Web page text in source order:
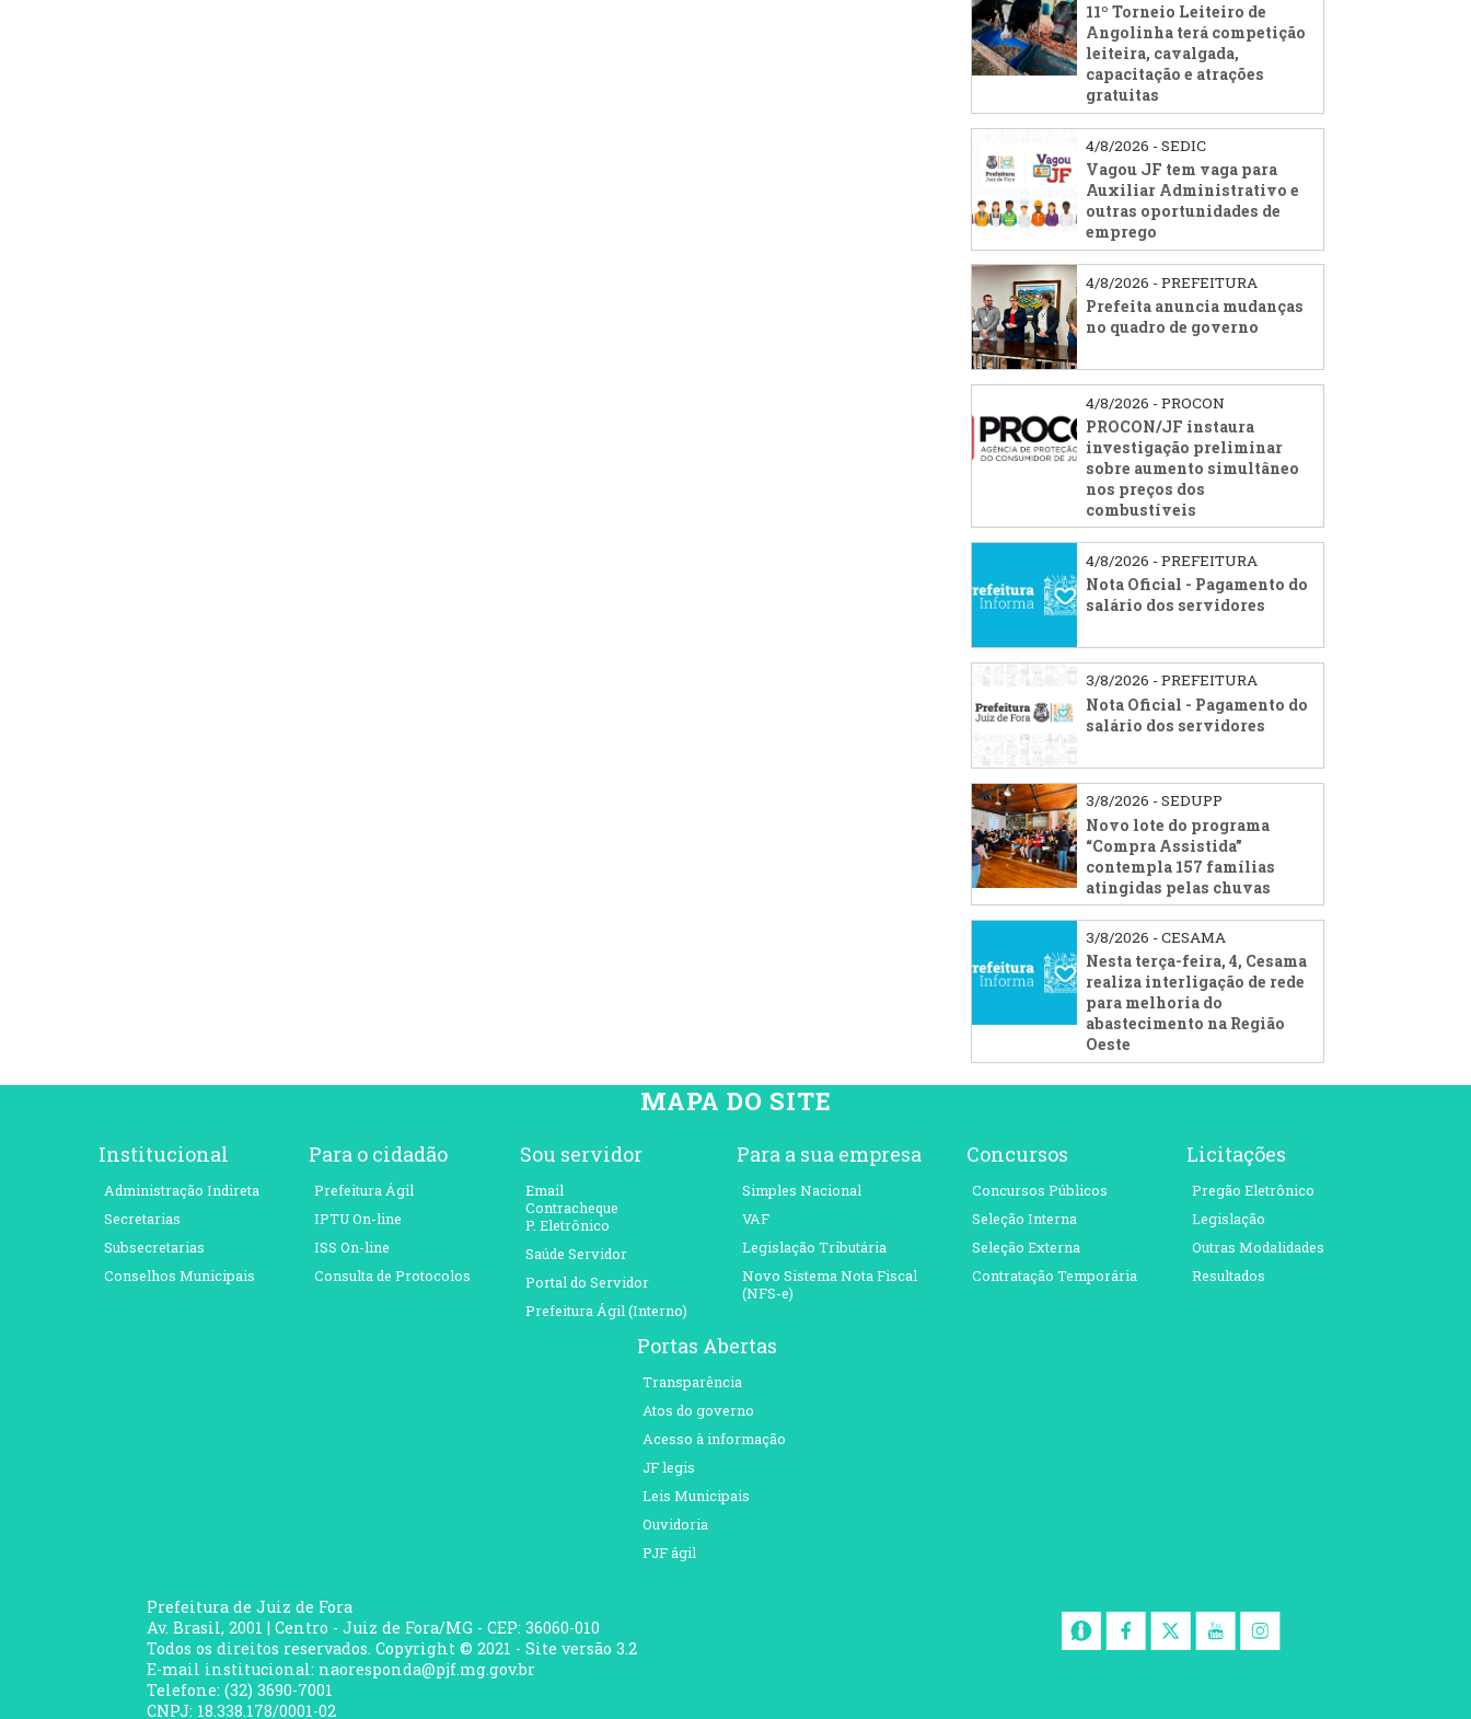
11º Torneio Leiteiro de
Angolinha terá competição
leiteira, cavalgada,
capacitação e atrações
gratuitas
4/8/2026 - SEDIC
Vagou JF tem vaga para
Auxiliar Administrativo e
outras oportunidades de
emprego
4/8/2026 - PREFEITURA
Prefeita anuncia mudanças
no quadro de governo
4/8/2026 - PROCON
PROCON/JF instaura
investigação preliminar
sobre aumento simultâneo
nos preços dos
combustíveis
4/8/2026 - PREFEITURA
Nota Oficial - Pagamento do
salário dos servidores
3/8/2026 - PREFEITURA
Nota Oficial - Pagamento do
salário dos servidores
3/8/2026 - SEDUPP
Novo lote do programa
“Compra Assistida”
contempla 157 famílias
atingidas pelas chuvas
3/8/2026 - CESAMA
Nesta terça-feira, 4, Cesama
realiza interligação de rede
para melhoria do
abastecimento na Região
Oeste
MAPA DO SITE
Institucional
Administração Indireta
Secretarias
Subsecretarias
Conselhos Municipais
Para o cidadão
Prefeitura Ágil
IPTU On-line
ISS On-line
Consulta de Protocolos
Sou servidor
Email
Contracheque
P. Eletrônico
Saúde Servidor
Portal do Servidor
Prefeitura Ágil (Interno)
Para a sua empresa
Simples Nacional
VAF
Legislação Tributária
Novo Sistema Nota Fiscal
(NFS-e)
Concursos
Concursos Públicos
Seleção Interna
Seleção Externa
Contratação Temporária
Licitações
Pregão Eletrônico
Legislação
Outras Modalidades
Resultados
Portas Abertas
Transparência
Atos do governo
Acesso à informação
JF legis
Leis Municipais
Ouvidoria
PJF ágil
Prefeitura de Juiz de Fora
Av. Brasil, 2001 | Centro - Juiz de Fora/MG - CEP: 36060-010
Todos os direitos reservados. Copyright © 2021 - Site versão 3.2
E-mail institucional: naoresponda@pjf.mg.gov.br
Telefone: (32) 3690-7001
CNPJ: 18.338.178/0001-02